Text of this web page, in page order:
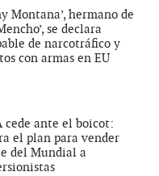
Montana’, hermano de
se declara
de narcotráfico y
con armas en EU
cede ante el boicot:
el plan para vender
del Mundial a